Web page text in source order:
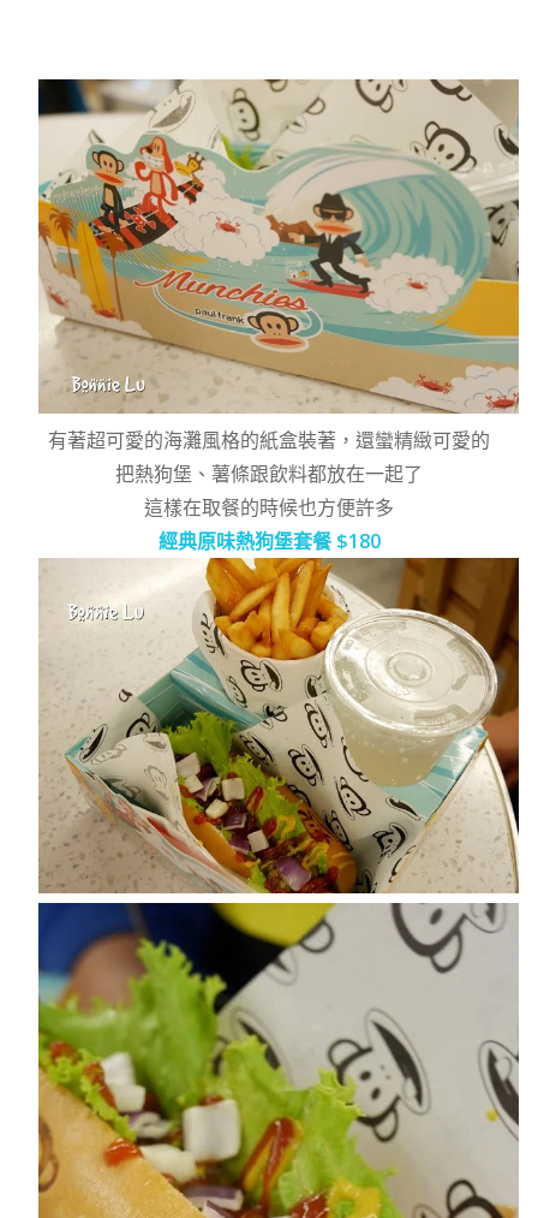
有著超可愛的海灘風格的紙盒裝著，還蠻精緻可愛的
把熱狗堡、薯條跟飲料都放在一起了
這樣在取餐的時候也方便許多
經典原味熱狗堡套餐 $180